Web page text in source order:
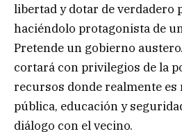
libertad y dotar de verdadero
haciéndolo protagonista de
Pretende un gobierno
cortará con privilegios de la
recursos donde realmente es
pública, educación y
diálogo con el vecino.